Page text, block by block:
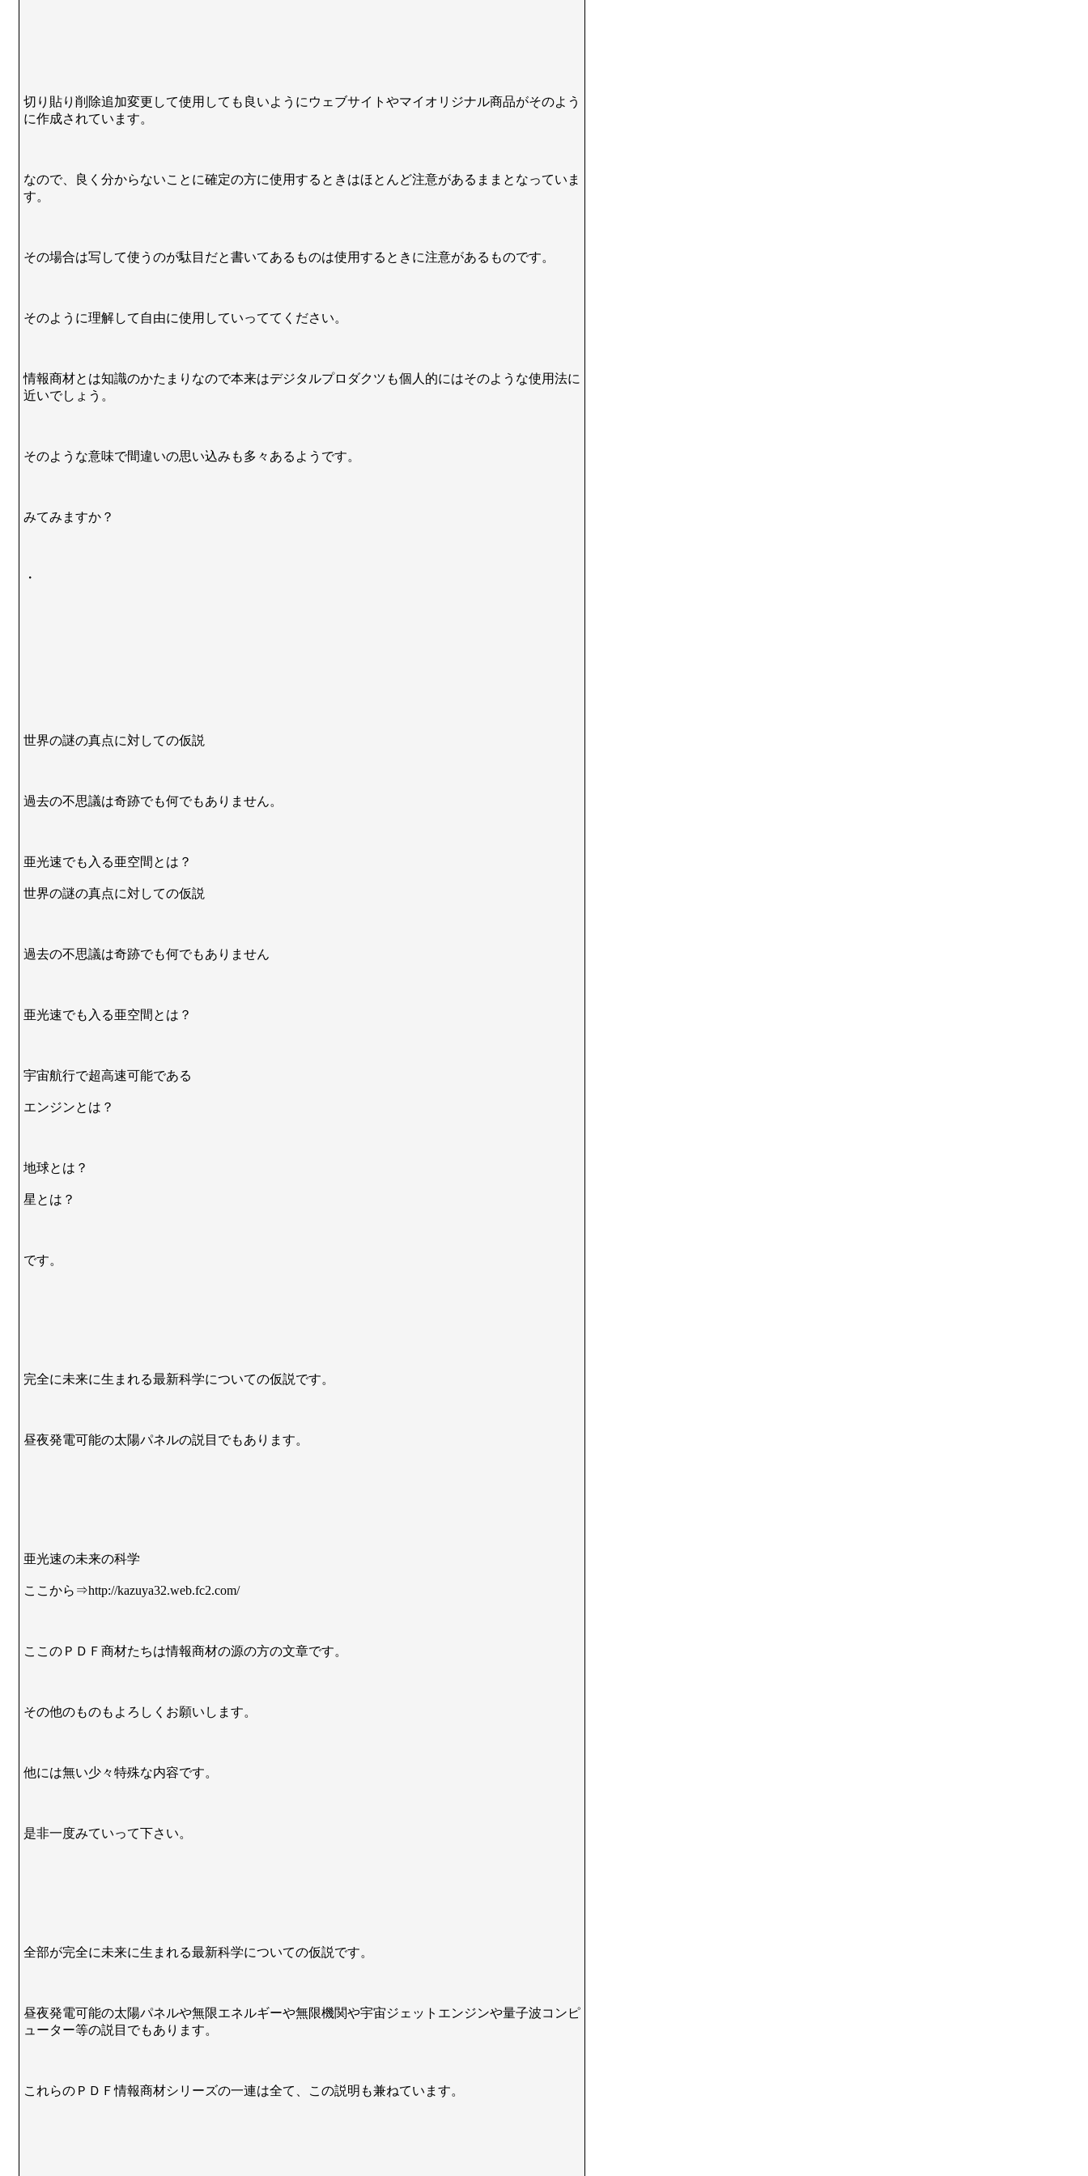
切り貼り削除追加変更して使用しても良いようにウェブサイトやマイオリジナル商品がそのよう
に作成されています。
なので、良く分からないことに確定の方に使用するときはほとんど注意があるままとなっていま
す。
その場合は写して使うのが駄目だと書いてあるものは使用するときに注意があるものです。
そのように理解して自由に使用していっててください。
情報商材とは知識のかたまりなので本来はデジタルプロダクツも個人的にはそのような使用法に
近いでしょう。
そのような意味で間違いの思い込みも多々あるようです。
みてみますか？
・
世界の謎の真点に対しての仮説
過去の不思議は奇跡でも何でもありません。
亜光速でも入る亜空間とは？
世界の謎の真点に対しての仮説
過去の不思議は奇跡でも何でもありません
亜光速でも入る亜空間とは？
宇宙航行で超高速可能である
エンジンとは？
地球とは？
星とは？
です。
完全に未来に生まれる最新科学についての仮説です。
昼夜発電可能の太陽パネルの説目でもあります。
亜光速の未来の科学
ここから⇒http://kazuya32.web.fc2.com/
ここのＰＤＦ商材たちは情報商材の源の方の文章です。
その他のものもよろしくお願いします。
他には無い少々特殊な内容です。
是非一度みていって下さい。
全部が完全に未来に生まれる最新科学についての仮説です。
昼夜発電可能の太陽パネルや無限エネルギーや無限機関や宇宙ジェットエンジンや量子波コンピ
ューター等の説目でもあります。
これらのＰＤＦ情報商材シリーズの一連は全て、この説明も兼ねています。